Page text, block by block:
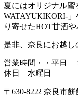
夏にはオリジナル蜜
WATAYUKIKORI‐
り寄せたHOT甘酒
是非、奈良にお越
営業時間・・平日
休日 水曜日
〒630-8222 奈良市